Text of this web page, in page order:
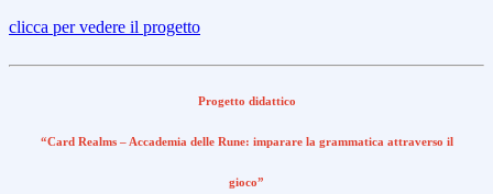
clicca per vedere il progetto
Progetto didattico
“Card Realms – Accademia delle Rune: imparare la grammatica attraverso il
gioco”